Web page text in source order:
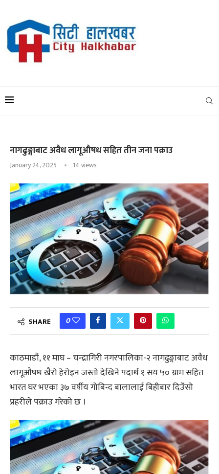
नागढुङ्गाबाट अवैध लागूऔषध सहित तीन जना पक्राउ
January 24, 2025 14views
SHARE 0
काठमाडौं, ११ माघ – चन्द्रागिरी नगरपालिका-२ नागढुङ्गाबाट अवैध
लागूऔषध खैरो हेरोइन जस्तो देखिने पदार्थ १ सय ५० ग्राम सहित
भारत घर भएका ३७ वर्षीय गोबिन्द बालालाई बिहीबार दिउँसो
प्रहरीले पक्राउ गरेको छ ।